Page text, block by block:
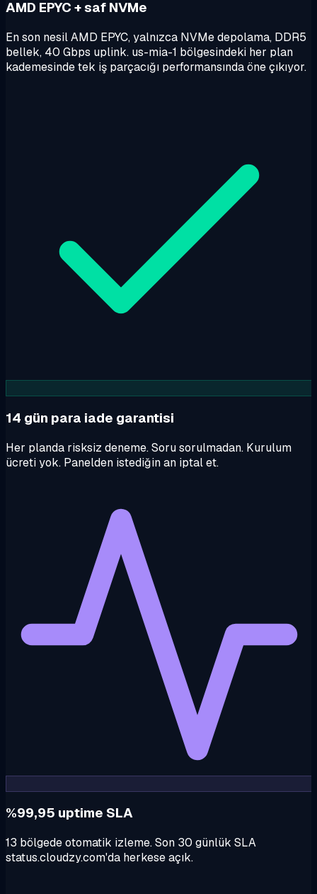
AMD EPYC + saf NVMe
En son nesil AMD EPYC, yalnızca NVMe depolama, DDR5
bellek, 40 Gbps uplink. us-mia-1 bölgesindeki her plan
kademesinde tek iş parçacığı performansında öne çıkıyor.
14 gün para iade garantisi
Her planda risksiz deneme. Soru sorulmadan. Kurulum
ücreti yok. Panelden istediğin an iptal et.
%99,95 uptime SLA
13 bölgede otomatik izleme. Son 30 günlük SLA
status.cloudzy.com'da herkese açık.